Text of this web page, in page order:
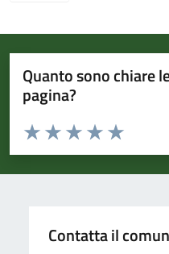
Quanto sono chiare
pagina?
Valuta da 1 a 5 stelle la pagina
Valuta 5
Valuta 4 stelle
Valuta 3 stelle su 5
Valuta 2 stelle su 5
Valuta 1 stelle su 5
Contatta il